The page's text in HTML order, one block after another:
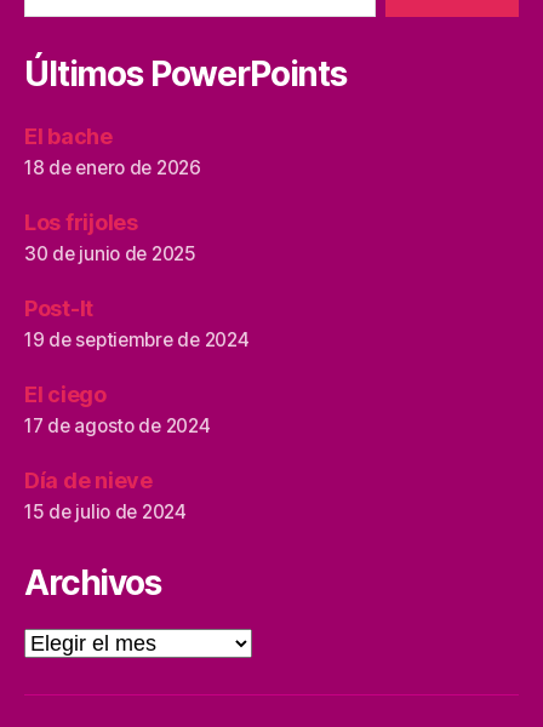
Últimos PowerPoints
El bache
18 de enero de 2026
Los frijoles
30 de junio de 2025
Post-It
19 de septiembre de 2024
El ciego
17 de agosto de 2024
Día de nieve
15 de julio de 2024
Archivos
Archivos